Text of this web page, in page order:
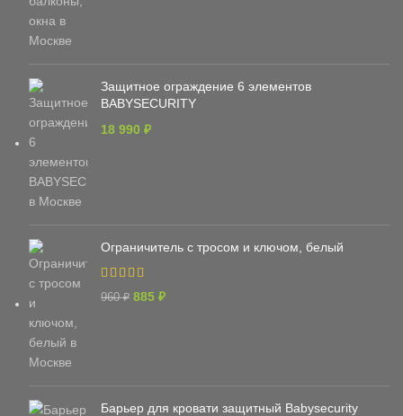
Защитное ограждение 6 элементов
BABYSECURITY
18 990 ₽
Ограничитель с тросом и ключом, белый
960₽ 885 ₽
Барьер для кровати защитный Babysecurity